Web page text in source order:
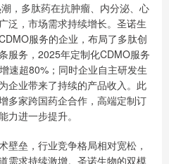
，多肽药在抗肿瘤、内分泌、心
泛，市场需求持续增长。圣诺生
服务的企业，布局了多肽创
服务，2025年定制化CDMO服务
速超80%；同时企业自主研发生
企业带来了持续的产品收入。此
多家跨国药企合作，高端定制订
力进一步提升。
壁垒，行业竞争格局相对宽松，
需求持续激增。圣诺生物的双模